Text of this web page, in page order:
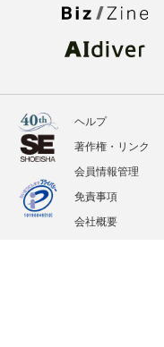
ヘルプ
著作権・リンク
会員情報管理
免責事項
会社概要